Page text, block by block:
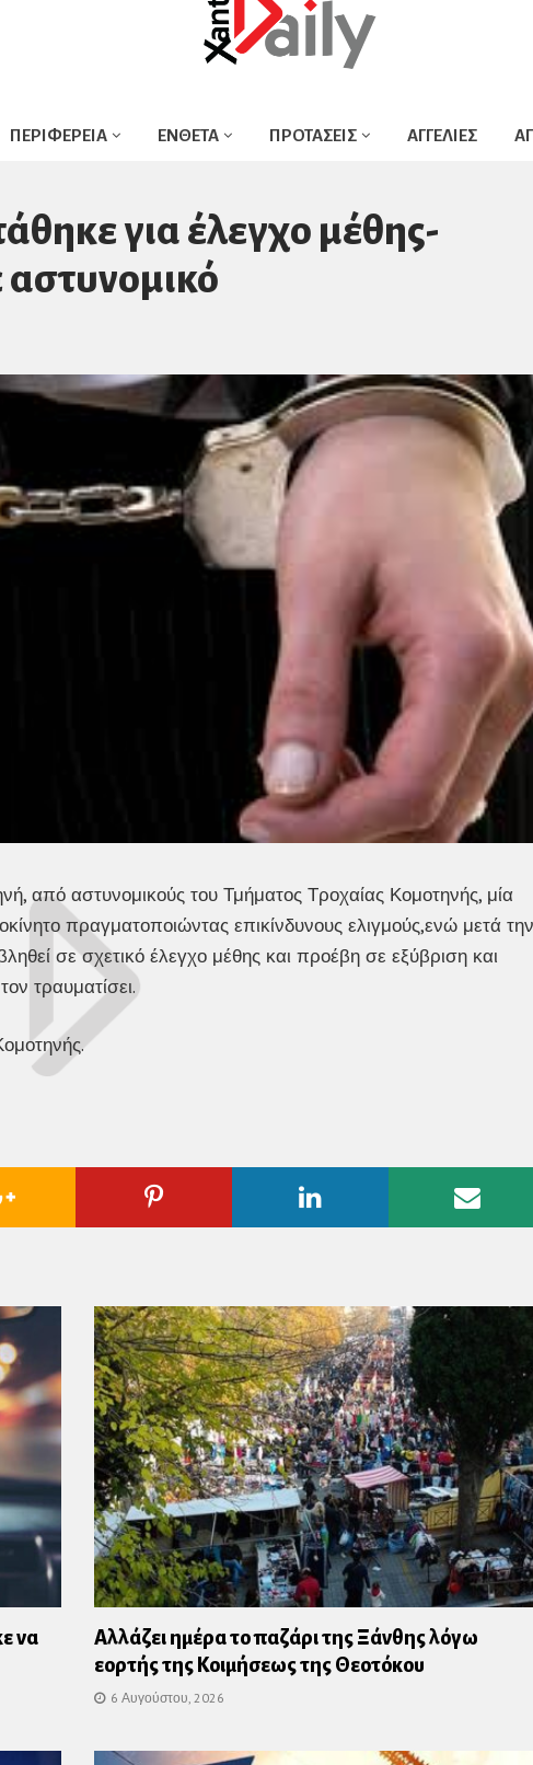
ΠΕΡΙΦΕΡΕΙΑ ΕΝΘΕΤΑ ΠΡΟΤΑΣΕΙΣ ΑΓΓΕΛΙΕΣ
για έλεγχο μέθης-
αστυνομικό
από αστυνομικούς του Τμήματος Τροχαίας Κομοτηνής, μία
πραγματοποιώντας επικίνδυνους ελιγμούς,ενώ μετά την
σε σχετικό έλεγχο μέθης και προέβη σε εξύβριση και
τραυματίσει.
Google
Pinterest Linkedin
να
Αλλάζει ημέρα το παζάρι της Ξάνθης λόγω
εορτής της Κοιμήσεως της Θεοτόκου
6 Αυγούστου, 2026